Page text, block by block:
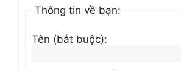
Thông tin về bạn:
Tên (bắt buộc):